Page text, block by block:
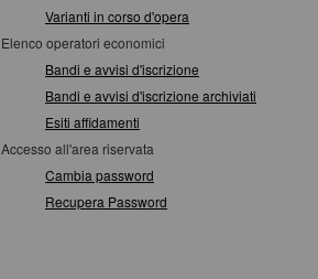
Varianti in corso d'opera
Elenco operatori economici
Bandi e avvisi d'iscrizione
Bandi e avvisi d'iscrizione archiviati
Esiti affidamenti
Accesso all'area riservata
Cambia password
Recupera Password